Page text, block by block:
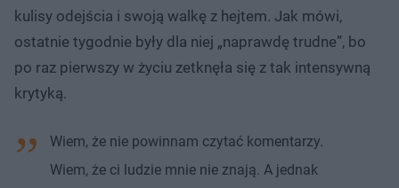
kulisy odejścia i swoją walkę z hejtem. Jak mówi,
ostatnie tygodnie były dla niej „naprawdę trudne”, bo
po raz pierwszy w życiu zetknęła się z tak intensywną
krytyką.
Wiem, że nie powinnam czytać komentarzy.
Wiem, że ci ludzie mnie nie znają. A jednak